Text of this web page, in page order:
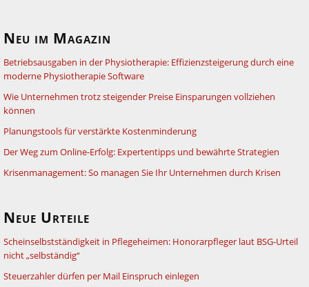
Neu im Magazin
Betriebsausgaben in der Physiotherapie: Effizienzsteigerung durch eine
moderne Physiotherapie Software
Wie Unternehmen trotz steigender Preise Einsparungen vollziehen
können
Planungstools für verstärkte Kostenminderung
Der Weg zum Online-Erfolg: Expertentipps und bewährte Strategien
Krisenmanagement: So managen Sie Ihr Unternehmen durch Krisen
Neue Urteile
Scheinselbstständigkeit in Pflegeheimen: Honorarpfleger laut BSG-Urteil
nicht „selbständig“
Steuerzahler dürfen per Mail Einspruch einlegen